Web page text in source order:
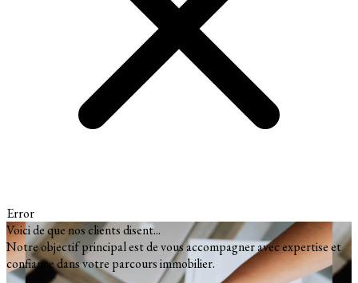
Error
Voici de que nos clients disent...
Notre objectif principal est de vous accompagner avec expertise et
confiance dans votre parcours immobilier.